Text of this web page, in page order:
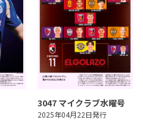
3047 マイクラブ水曜号
2025年04月22日発行